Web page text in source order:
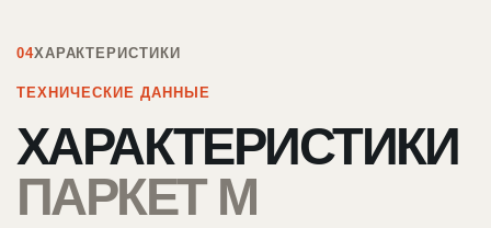
04ХАРАКТЕРИСТИКИ
ТЕХНИЧЕСКИЕ ДАННЫЕ
ХАРАКТЕРИСТИКИ
ПАРКЕТ М